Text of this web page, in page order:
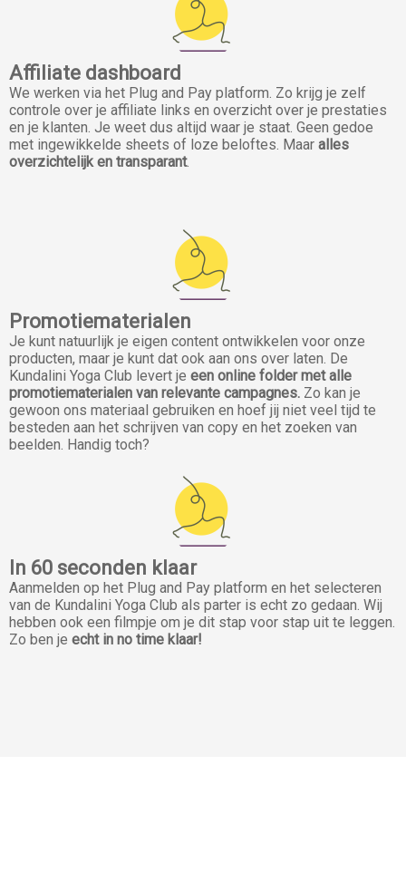
Affiliate dashboard
We werken via het Plug and Pay platform. Zo krijg je zelf
controle over je affiliate links en overzicht over je prestaties
en je klanten. Je weet dus altijd waar je staat. Geen gedoe
met ingewikkelde sheets of loze beloftes. Maar alles
overzichtelijk en transparant.
Promotiematerialen
Je kunt natuurlijk je eigen content ontwikkelen voor onze
producten, maar je kunt dat ook aan ons over laten. De
Kundalini Yoga Club levert je een online folder met alle
promotiematerialen van relevante campagnes. Zo kan je
gewoon ons materiaal gebruiken en hoef jij niet veel tijd te
besteden aan het schrijven van copy en het zoeken van
beelden. Handig toch?
In 60 seconden klaar
Aanmelden op het Plug and Pay platform en het selecteren
van de Kundalini Yoga Club als parter is echt zo gedaan. Wij
hebben ook een filmpje om je dit stap voor stap uit te leggen.
Zo ben je echt in no time klaar!